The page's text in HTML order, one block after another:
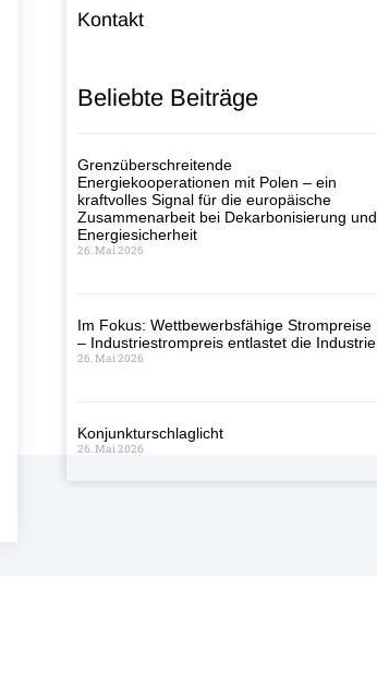
Kontakt
Beliebte Beiträge
Grenzüberschreitende
Energiekooperationen mit Polen – ein
kraftvolles Signal für die europäische
Zusammenarbeit bei Dekarbonisierung und
Energiesicherheit
26. Mai 2026
Im Fokus: Wettbewerbsfähige Strompreise
– Industriestrompreis entlastet die Industrie
26. Mai 2026
Konjunkturschlaglicht
26. Mai 2026